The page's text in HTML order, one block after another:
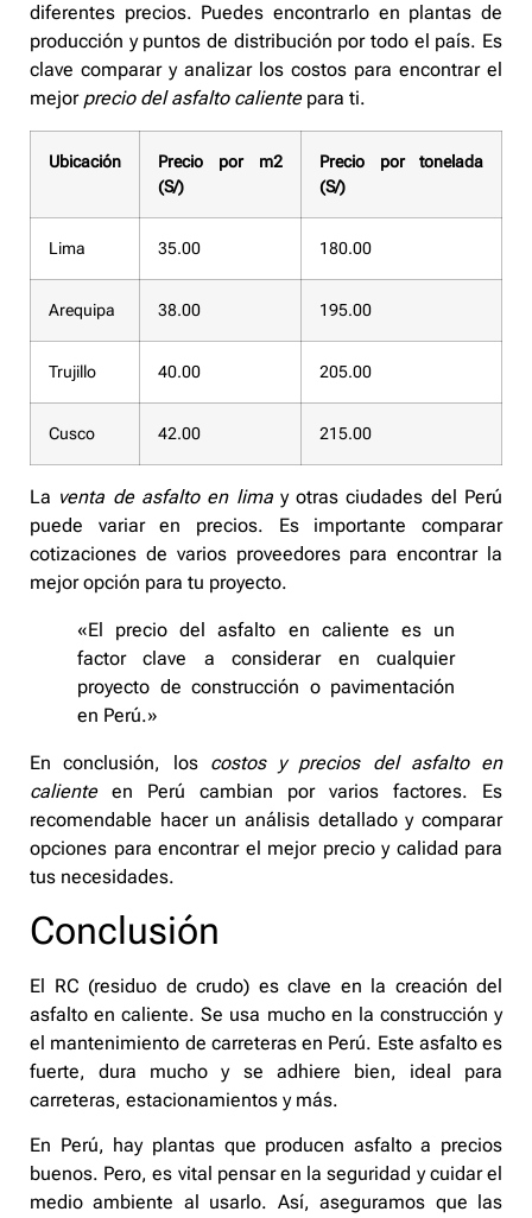
diferentes precios. Puedes encontrarlo en plantas de
producción y puntos de distribución por todo el país. Es
clave comparar y analizar los costos para encontrar el
mejor precio del asfalto calientepara ti.
Ubicación
Precio por m2
(S/)
Precio por tonelada
(S/)
Lima 35.00 180.00
Arequipa 38.00 195.00
Trujillo 40.00 205.00
Cusco 42.00 215.00
La venta de asfalto en limay otras ciudades del Perú
puede variar en precios. Es importante comparar
cotizaciones de varios proveedores para encontrar la
mejor opción para tu proyecto.
«El precio del asfalto en caliente es un
factor clave a considerar en cualquier
proyecto de construcción o pavimentación
en Perú.»
En conclusión, los costos y precios del asfalto en
calienteen Perú cambian por varios factores. Es
recomendable hacer un análisis detallado y comparar
opciones para encontrar el mejor precio y calidad para
tus necesidades.
Conclusión
El RC (residuo de crudo) es clave en la creación del
asfalto en caliente. Se usa mucho en la construcción y
el mantenimiento de carreteras en Perú. Este asfalto es
fuerte, dura mucho y se adhiere bien, ideal para
carreteras, estacionamientos y más.
En Perú, hay plantas que producen asfalto a precios
buenos. Pero, es vital pensar en la seguridad y cuidar el
medio ambiente al usarlo. Así, aseguramos que las